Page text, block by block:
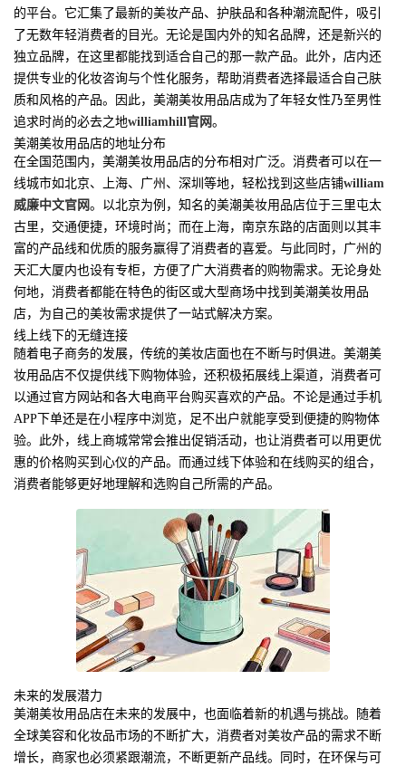
的平台。它汇集了最新的美妆产品、护肤品和各种潮流配件，吸引
了无数年轻消费者的目光。无论是国内外的知名品牌，还是新兴的
独立品牌，在这里都能找到适合自己的那一款产品。此外，店内还
提供专业的化妆咨询与个性化服务，帮助消费者选择最适合自己肤
质和风格的产品。因此，美潮美妆用品店成为了年轻女性乃至男性
追求时尚的必去之地williamhill官网。
美潮美妆用品店的地址分布
在全国范围内，美潮美妆用品店的分布相对广泛。消费者可以在一
线城市如北京、上海、广州、深圳等地，轻松找到这些店铺william
威廉中文官网。以北京为例，知名的美潮美妆用品店位于三里屯太
古里，交通便捷，环境时尚；而在上海，南京东路的店面则以其丰
富的产品线和优质的服务赢得了消费者的喜爱。与此同时，广州的
天汇大厦内也设有专柜，方便了广大消费者的购物需求。无论身处
何地，消费者都能在特色的街区或大型商场中找到美潮美妆用品
店，为自己的美妆需求提供了一站式解决方案。
线上线下的无缝连接
随着电子商务的发展，传统的美妆店面也在不断与时俱进。美潮美
妆用品店不仅提供线下购物体验，还积极拓展线上渠道，消费者可
以通过官方网站和各大电商平台购买喜欢的产品。不论是通过手机
APP下单还是在小程序中浏览，足不出户就能享受到便捷的购物体
验。此外，线上商城常常会推出促销活动，也让消费者可以用更优
惠的价格购买到心仪的产品。而通过线下体验和在线购买的组合，
消费者能够更好地理解和选购自己所需的产品。
未来的发展潜力
美潮美妆用品店在未来的发展中，也面临着新的机遇与挑战。随着
全球美容和化妆品市场的不断扩大，消费者对美妆产品的需求不断
增长，商家也必须紧跟潮流，不断更新产品线。同时，在环保与可